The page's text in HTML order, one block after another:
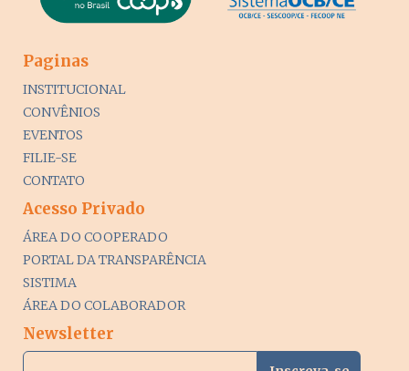
Paginas
INSTITUCIONAL
CONVÊNIOS
EVENTOS
FILIE-SE
CONTATO
Acesso Privado
ÁREA DO COOPERADO
PORTAL DA TRANSPARÊNCIA
SISTIMA
ÁREA DO COLABORADOR
Newsletter